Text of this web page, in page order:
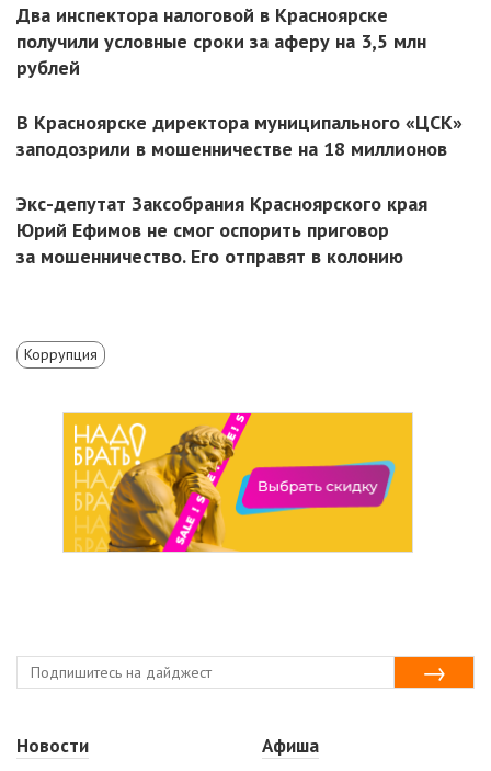
Два инспектора налоговой в Красноярске
получили условные сроки за аферу на 3,5 млн
рублей
В Красноярске директора муниципального «ЦСК»
заподозрили в мошенничестве на 18 миллионов
Экс-депутат Заксобрания Красноярского края
Юрий Ефимов не смог оспорить приговор
за мошенничество. Его отправят в колонию
Коррупция
Новости
Афиша